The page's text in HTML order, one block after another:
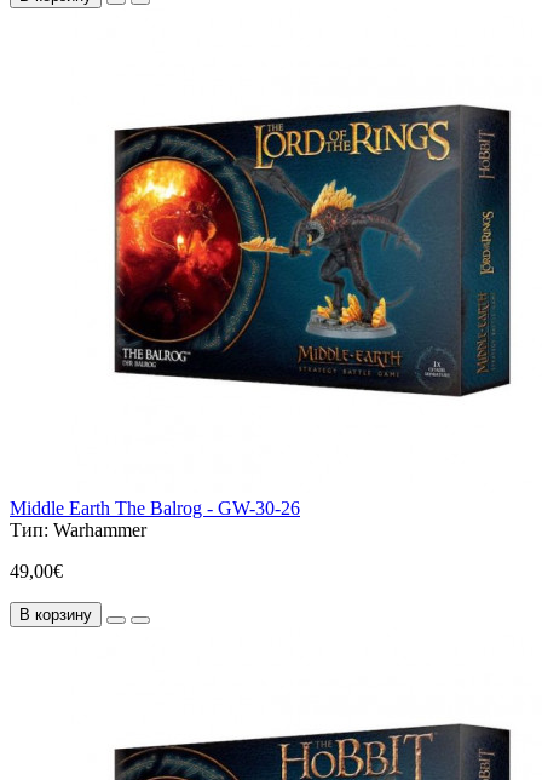
Middle Earth The Balrog - GW-30-26
Тип: Warhammer
49,00€
В корзину